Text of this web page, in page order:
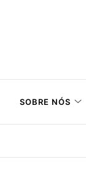
SOBRE NÓS